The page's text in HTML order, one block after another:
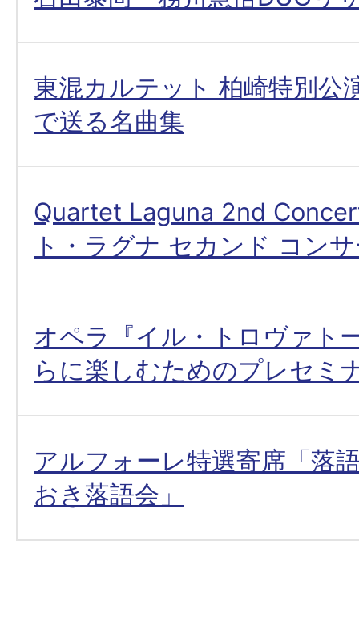
東混カルテット 柏崎特別公
で送る名曲集
Quartet Laguna 2nd
ト・ラグナ セカンド コン
オペラ『イル・トロヴァト
らに楽しむためのプレセミ
アルフォーレ特選寄席「落
おき落語会」